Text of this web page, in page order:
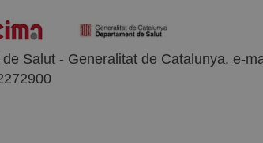
Salut - Generalitat de Catalunya. e-